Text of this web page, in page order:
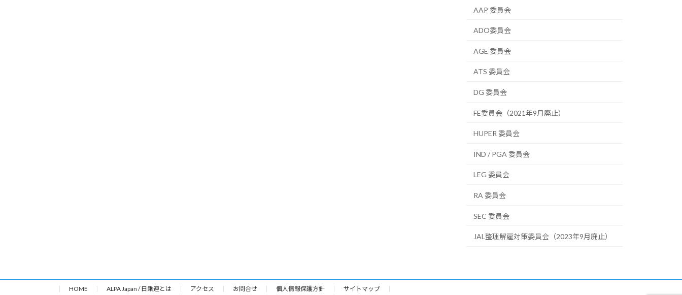
AAP 委員会
ADO委員会
AGE 委員会
ATS 委員会
DG 委員会
FE委員会（2021年9月廃止）
HUPER 委員会
IND / PGA 委員会
LEG 委員会
RA 委員会
SEC 委員会
JAL整理解雇対策委員会（2023年9月廃止）
HOME ALPA Japan / 日乗連とは アクセス お問合せ 個人情報保護方針 サイトマップ